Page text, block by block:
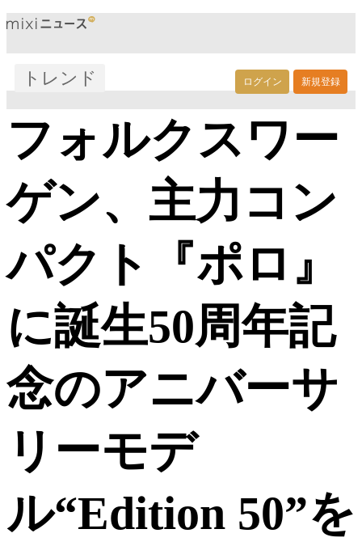
ログイン 新規登録
トレンド
フォルクスワー
ゲン、主力コン
パクト『ポロ』
に誕生50周年記
念のアニバーサ
リーモデ
ル“Edition 50”を